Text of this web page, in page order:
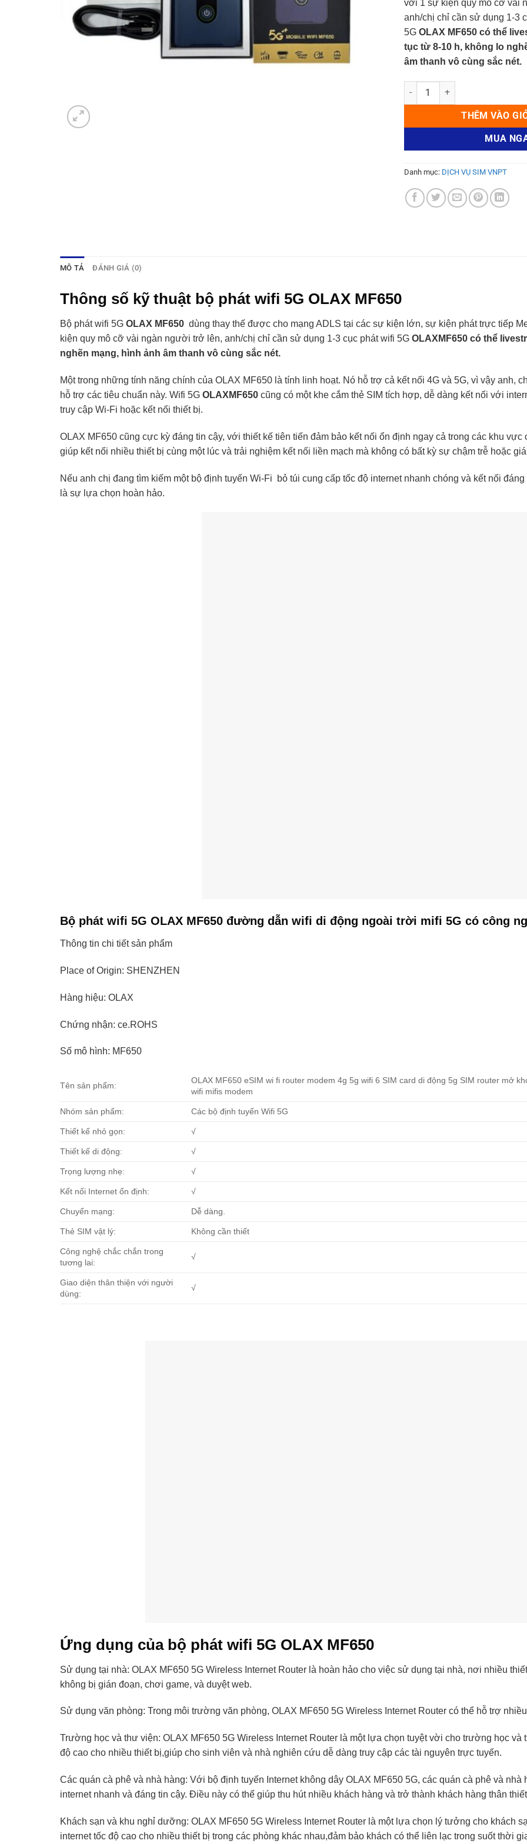
với 1 sự kiện quy mô cỡ vài
anh/chị chỉ cần sử dụng 1-3
5G OLAX MF650 có thể
tục từ 8-10 h, không lo
âm thanh vô cùng sắc nét.
Bộ phát wifi 5G OLAX MF650 –
THÊM VÀO
MUA
Danh mục: DỊCH VỤ SIM VNPT
MÔ TẢ ĐÁNH GIÁ (0)
Thông số kỹ thuật bộ phát wifi 5G OLAX MF650
Bộ phát wifi 5G OLAX MF650 dùng thay thế được cho mạng ADLS tại các sự kiện lớn, sự kiện phát trực tiếp
kiện quy mô cỡ vài ngàn người trở lên, anh/chị chỉ cần sử dụng 1-3 cục phát wifi 5G OLAXMF650 có thể
nghẽn mạng, hình ảnh âm thanh vô cùng sắc nét.
Một trong những tính năng chính của OLAX MF650 là tính linh hoạt. Nó hỗ trợ cả kết nối 4G và 5G, vì vậy anh,
hỗ trợ các tiêu chuẩn này. Wifi 5G OLAXMF650 cũng có một khe cắm thẻ SIM tích hợp, dễ dàng kết nối với
truy cập Wi-Fi hoặc kết nối thiết bị.
OLAX MF650 cũng cực kỳ đáng tin cậy, với thiết kế tiên tiến đảm bảo kết nối ổn định ngay cả trong các khu
giúp kết nối nhiều thiết bị cùng một lúc và trải nghiệm kết nối liền mạch mà không có bất kỳ sự chậm trễ hoặc
Nếu anh chị đang tìm kiếm một bộ định tuyến Wi-Fi bỏ túi cung cấp tốc độ internet nhanh chóng và kết nối
là sự lựa chọn hoàn hảo.
Bộ phát wifi 5G OLAX MF650 đường dẫn wifi di động ngoài trời mifi 5G có công
Thông tin chi tiết sản phẩm
Place of Origin: SHENZHEN
Hàng hiệu: OLAX
Chứng nhận: ce.ROHS
Số mô hình: MF650
Tên sản phẩm:
OLAX MF650 eSIM wi fi router modem 4g 5g wifi 6 SIM card di động 5g SIM router mở
wifi mifis modem
Nhóm sản phẩm: Các bộ định tuyến Wifi 5G
Thiết kế nhỏ gọn: √
Thiết kế di động: √
Trọng lượng nhẹ: √
Kết nối Internet ổn định: √
Chuyển mạng: Dễ dàng.
Thẻ SIM vật lý: Không cần thiết
Công nghệ chắc chắn trong
tương lai:
√
Giao diện thân thiện với người
dùng:
√
Ứng dụng của bộ phát wifi 5G OLAX MF650
Sử dụng tại nhà: OLAX MF650 5G Wireless Internet Router là hoàn hảo cho việc sử dụng tại nhà, nơi nhiều
không bị gián đoạn, chơi game, và duyệt web.
Sử dụng văn phòng: Trong môi trường văn phòng, OLAX MF650 5G Wireless Internet Router có thể hỗ trợ
Trường học và thư viện: OLAX MF650 5G Wireless Internet Router là một lựa chọn tuyệt vời cho trường học và
độ cao cho nhiều thiết bị,giúp cho sinh viên và nhà nghiên cứu dễ dàng truy cập các tài nguyên trực tuyến.
Các quán cà phê và nhà hàng: Với bộ định tuyến Internet không dây OLAX MF650 5G, các quán cà phê và
internet nhanh và đáng tin cậy. Điều này có thể giúp thu hút nhiều khách hàng và trở thành khách hàng thân
Khách sạn và khu nghỉ dưỡng: OLAX MF650 5G Wireless Internet Router là một lựa chọn lý tưởng cho khách
internet tốc độ cao cho nhiều thiết bị trong các phòng khác nhau,đảm bảo khách có thể liên lạc trong suốt thời